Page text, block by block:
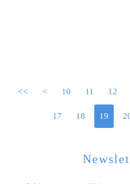
<< < 10 11 12
17 18 19